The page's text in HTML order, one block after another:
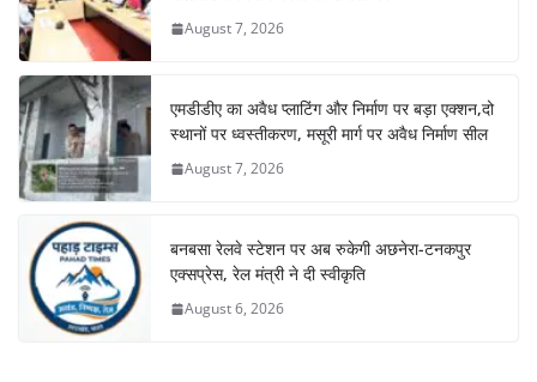
August 7, 2026
एमडीडीए का अवैध प्लाटिंग और निर्माण पर बड़ा एक्शन,दो
स्थानों पर ध्वस्तीकरण, मसूरी मार्ग पर अवैध निर्माण सील
August 7, 2026
बनबसा रेलवे स्टेशन पर अब रुकेगी अछनेरा-टनकपुर
एक्सप्रेस, रेल मंत्री ने दी स्वीकृति
August 6, 2026